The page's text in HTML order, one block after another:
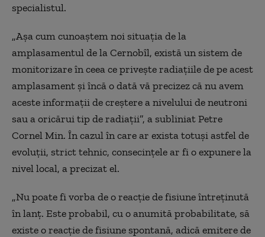
specialistul.
„Așa cum cunoaștem noi situația de la
amplasamentul de la Cernobîl, există un sistem de
monitorizare în ceea ce privește radiațiile de pe acest
amplasament și încă o dată vă precizez că nu avem
aceste informații de creștere a nivelului de neutroni
sau a oricărui tip de radiații”, a subliniatPetre
Cornel Min. În cazul în care ar exista totuși astfel de
evoluții, strict tehnic, consecințele ar fi o expunere la
nivel local, a precizat el.
„Nu poate fi vorba de o reacție de fisiune întreținută
în lanț. Este probabil, cu o anumită probabilitate, să
existe o reacție de fisiune spontană, adică emitere de